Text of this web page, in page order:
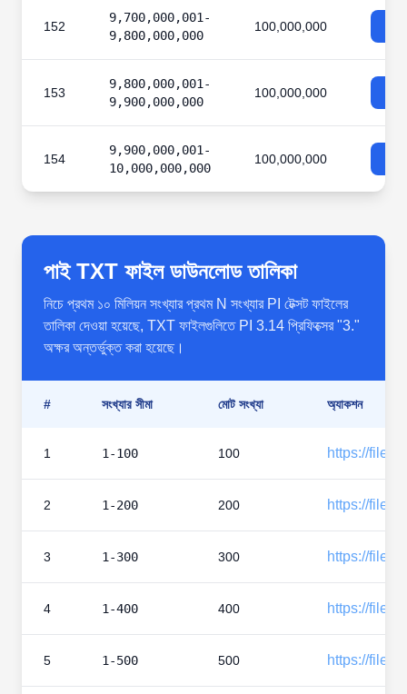
152
9,700,000,001-
9,800,000,000
100,000,000
153
9,800,000,001-
9,900,000,000
100,000,000
154
9,900,000,001-
10,000,000,000
100,000,000
পাই TXT ফাইল ডাউনলোড তালিকা
নিচে প্রথম ১০ মিলিয়ন সংখ্যার প্রথম N সংখ্যার PI টেক্সট ফাইলের
তালিকা দেওয়া হয়েছে, TXT ফাইলগুলিতে PI 3.14 প্রিফিক্সের "3."
অক্ষর অন্তর্ভুক্ত করা হয়েছে।
# সংখ্যার সীমা মোট সংখ্যা অ্যাকশন
1 1-100 100 https://
2 1-200 200 https://
3 1-300 300 https://
4 1-400 400 https://
5 1-500 500 https://